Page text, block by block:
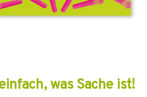
was Sache ist!